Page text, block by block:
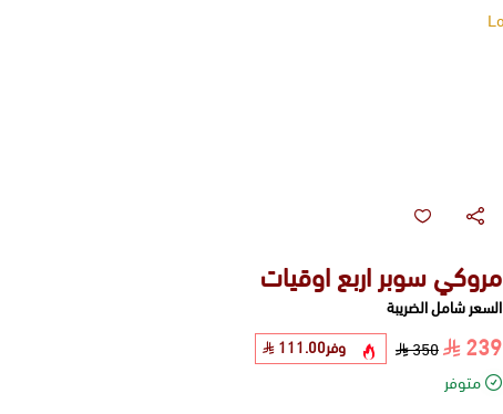
مروكي سوبر اربع اوقيات
السعر شامل الضريبة
239
350 وفر111.00
متوفر